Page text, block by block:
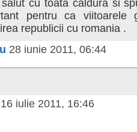
cu toata caldura si
pentru ca viitoarele
republicii cu romania .
28 iunie 2011, 06:44
16 iulie 2011, 16:46